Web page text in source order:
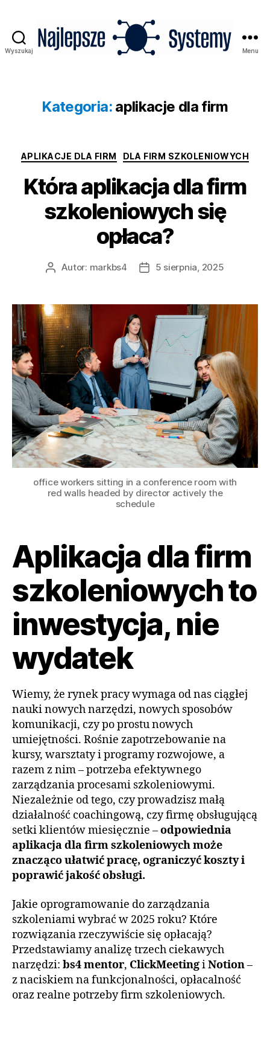
Wyszukaj Menu
Kategoria: aplikacje dla firm
Kategorie
APLIKACJE DLA FIRM DLA FIRM SZKOLENIOWYCH
Która aplikacja dla firm
szkoleniowych się
opłaca?
AutorAutor: markbs4
Data5 sierpnia, 2025
office workers sitting in a conference room with
red walls headed by director actively the
schedule
Aplikacja dla firm
szkoleniowych to
inwestycja, nie
wydatek
Wiemy, że rynek pracy wymaga od nas ciągłej
nauki nowych narzędzi, nowych sposobów
komunikacji, czy po prostu nowych
umiejętności. Rośnie zapotrzebowanie na
kursy, warsztaty i programy rozwojowe, a
razem z nim – potrzeba efektywnego
zarządzania procesami szkoleniowymi.
Niezależnie od tego, czy prowadzisz małą
działalność coachingową, czy firmę obsługującą
setki klientów miesięcznie –odpowiednia
aplikacja dla firm szkoleniowych może
znacząco ułatwić pracę, ograniczyć koszty i
poprawić jakość obsługi.
Jakie oprogramowanie do zarządzania
szkoleniami wybrać w 2025 roku? Które
rozwiązania rzeczywiście się opłacają?
Przedstawiamy analizę trzech ciekawych
narzędzi: bs4 mentor, ClickMeetingiNotion–
z naciskiem na funkcjonalności, opłacalność
oraz realne potrzeby firm szkoleniowych.